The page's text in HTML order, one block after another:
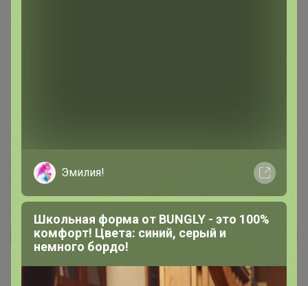
Эмилия!
Школьная форма от BUNGLY - это 100%
комфорт! Цвета: синий, серый и
немного бордо!